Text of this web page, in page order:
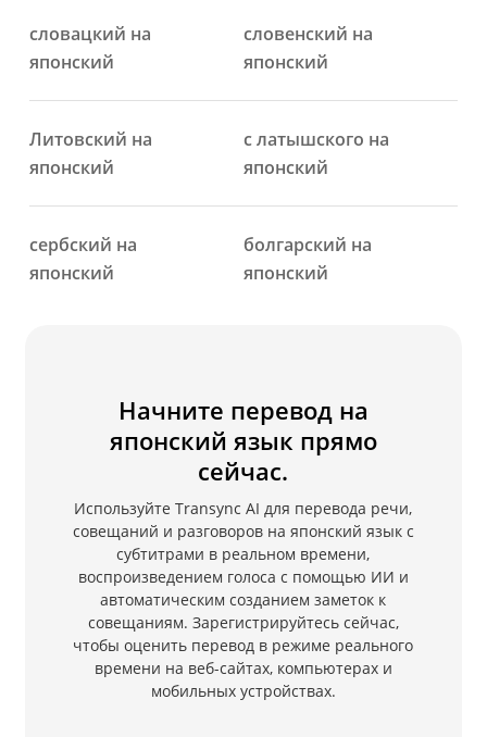
словацкий на
японский
словенский на
японский
Литовский на
японский
с латышского на
японский
сербский на
японский
болгарский на
японский
Начните перевод на
японский язык прямо
сейчас.
Используйте Transync AI для перевода речи,
совещаний и разговоров на японский язык с
субтитрами в реальном времени,
воспроизведением голоса с помощью ИИ и
автоматическим созданием заметок к
совещаниям. Зарегистрируйтесь сейчас,
чтобы оценить перевод в режиме реального
времени на веб-сайтах, компьютерах и
мобильных устройствах.